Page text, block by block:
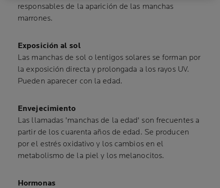
responsables de la aparición de las manchas
marrones.
Exposición al sol
Las manchas de sol o lentigos solares se forman por
la exposición directa y prolongada a los rayos UV.
Pueden aparecer con la edad.
Envejecimiento
Las llamadas 'manchas de la edad' son frecuentes a
partir de los cuarenta años de edad. Se producen
por el estrés oxidativo y los cambios en el
metabolismo de la piel y los melanocitos.
Hormonas